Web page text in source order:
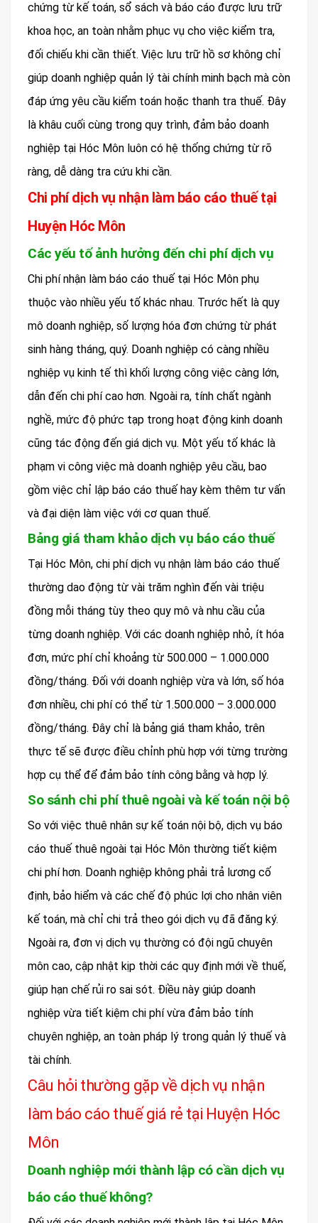
chứng từ kế toán, sổ sách và báo cáo được lưu trữ
khoa học, an toàn nhằm phục vụ cho việc kiểm tra,
đối chiếu khi cần thiết. Việc lưu trữ hồ sơ không chỉ
giúp doanh nghiệp quản lý tài chính minh bạch mà còn
đáp ứng yêu cầu kiểm toán hoặc thanh tra thuế. Đây
là khâu cuối cùng trong quy trình, đảm bảo doanh
nghiệp tại Hóc Môn luôn có hệ thống chứng từ rõ
ràng, dễ dàng tra cứu khi cần.
Chi phí dịch vụ nhận làm báo cáo thuế tại
Huyện Hóc Môn
Các yếu tố ảnh hưởng đến chi phí dịch vụ
Chi phí nhận làm báo cáo thuế tại Hóc Môn phụ
thuộc vào nhiều yếu tố khác nhau. Trước hết là quy
mô doanh nghiệp, số lượng hóa đơn chứng từ phát
sinh hàng tháng, quý. Doanh nghiệp có càng nhiều
nghiệp vụ kinh tế thì khối lượng công việc càng lớn,
dẫn đến chi phí cao hơn. Ngoài ra, tính chất ngành
nghề, mức độ phức tạp trong hoạt động kinh doanh
cũng tác động đến giá dịch vụ. Một yếu tố khác là
phạm vi công việc mà doanh nghiệp yêu cầu, bao
gồm việc chỉ lập báo cáo thuế hay kèm thêm tư vấn
và đại diện làm việc với cơ quan thuế.
Bảng giá tham khảo dịch vụ báo cáo thuế
Tại Hóc Môn, chi phí dịch vụ nhận làm báo cáo thuế
thường dao động từ vài trăm nghìn đến vài triệu
đồng mỗi tháng tùy theo quy mô và nhu cầu của
từng doanh nghiệp. Với các doanh nghiệp nhỏ, ít hóa
đơn, mức phí chỉ khoảng từ 500.000 – 1.000.000
đồng/tháng. Đối với doanh nghiệp vừa và lớn, số hóa
đơn nhiều, chi phí có thể từ 1.500.000 – 3.000.000
đồng/tháng. Đây chỉ là bảng giá tham khảo, trên
thực tế sẽ được điều chỉnh phù hợp với từng trường
hợp cụ thể để đảm bảo tính công bằng và hợp lý.
So sánh chi phí thuê ngoài và kế toán nội bộ
So với việc thuê nhân sự kế toán nội bộ, dịch vụ báo
cáo thuế thuê ngoài tại Hóc Môn thường tiết kiệm
chi phí hơn. Doanh nghiệp không phải trả lương cố
định, bảo hiểm và các chế độ phúc lợi cho nhân viên
kế toán, mà chỉ chi trả theo gói dịch vụ đã đăng ký.
Ngoài ra, đơn vị dịch vụ thường có đội ngũ chuyên
môn cao, cập nhật kịp thời các quy định mới về thuế,
giúp hạn chế rủi ro sai sót. Điều này giúp doanh
nghiệp vừa tiết kiệm chi phí vừa đảm bảo tính
chuyên nghiệp, an toàn pháp lý trong quản lý thuế và
tài chính.
Câu hỏi thường gặp về dịch vụ nhận
làm báo cáo thuế giá rẻ tại Huyện Hóc
Môn
Doanh nghiệp mới thành lập có cần dịch vụ
báo cáo thuế không?